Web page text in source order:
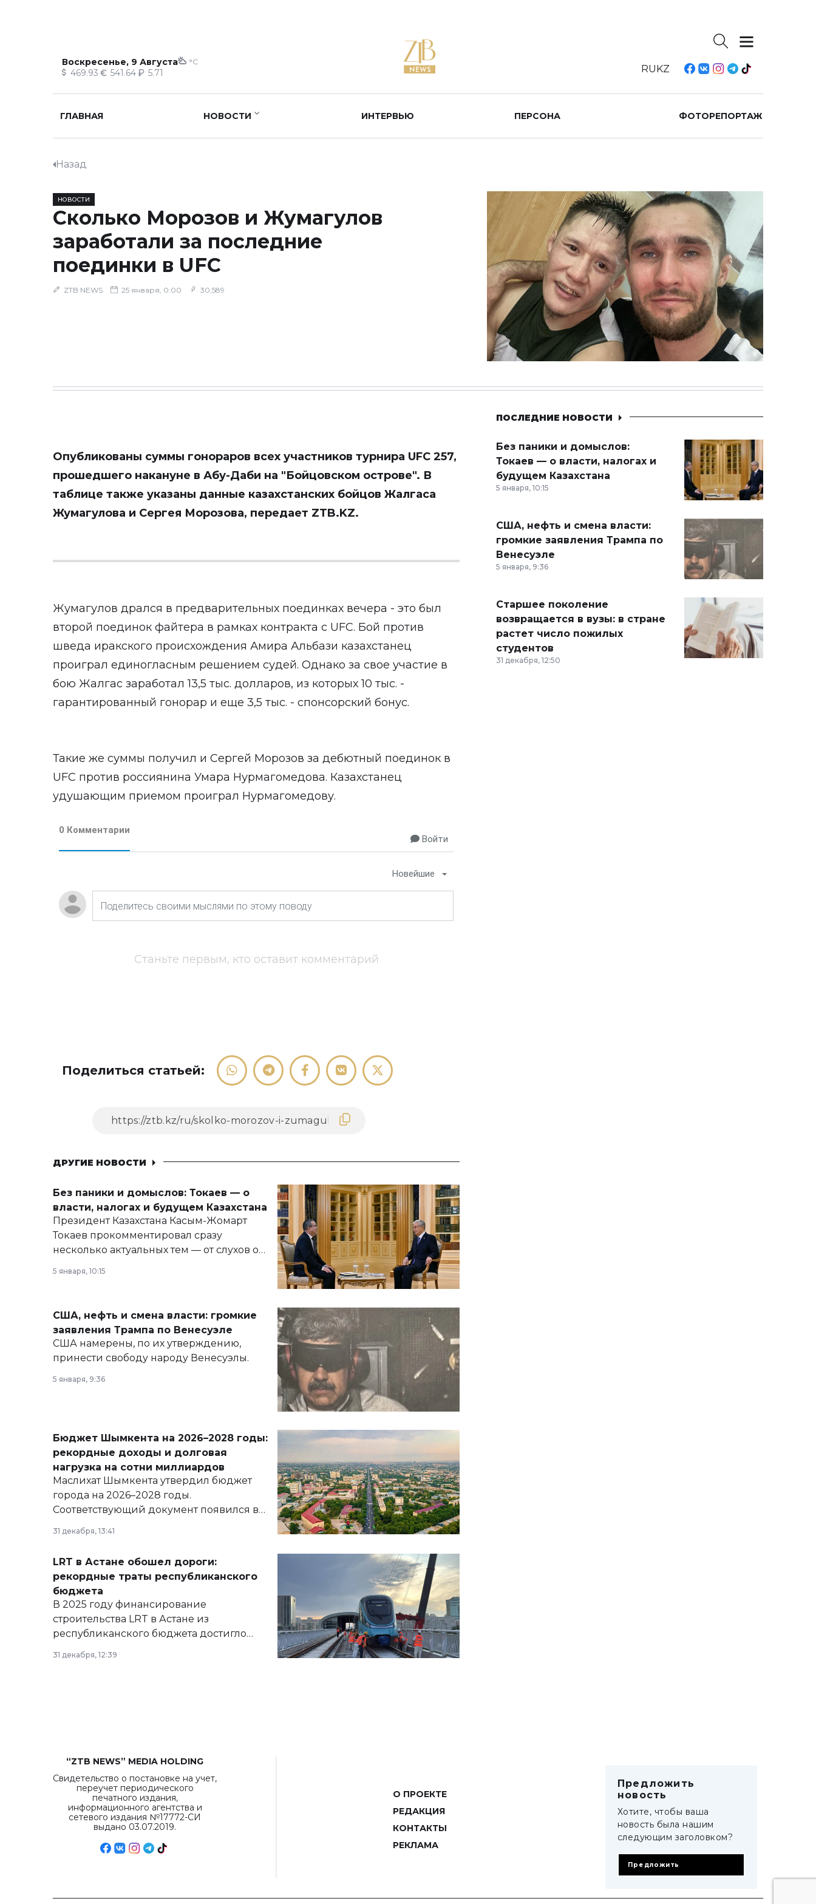
Воскресенье, 9 Августа °C
469.93 541.64 5.71 RUKZ
ГЛАВНАЯ НОВОСТИ ИНТЕРВЬЮ ПЕРСОНА ФОТОРЕПОРТАЖ
Назад
НОВОСТИ
Сколько Морозов и Жумагулов
заработали за последние
поединки в UFC
ZTB NEWS 25 января, 0:00 30,589
Опубликованы суммы гонораров всех участников турнира UFC 257,
прошедшего накануне в Абу-Даби на "Бойцовском острове". В
таблице также указаны данные казахстанских бойцов Жалгаса
Жумагулова и Сергея Морозова, передает ZTB.KZ.
Жумагулов дрался в предварительных поединках вечера - это был
второй поединок файтера в рамках контракта с UFC. Бой против
шведа иракского происхождения Амира Альбази казахстанец
проиграл единогласным решением судей. Однако за свое участие в
бою Жалгас заработал 13,5 тыс. долларов, из которых 10 тыс. -
гарантированный гонорар и еще 3,5 тыс. - спонсорский бонус.
Такие же суммы получил и Сергей Морозов за дебютный поединок в
UFC против россиянина Умара Нурмагомедова. Казахстанец
удушающим приемом проиграл Нурмагомедову.
0 Комментарии
Войти
Новейшие
Станьте первым, кто оставит комментарий
Поделиться статьей:
ДРУГИЕ НОВОСТИ
Без паники и домыслов: Токаев — о
власти, налогах и будущем Казахстана
Президент Казахстана Касым-Жомарт
Токаев прокомментировал сразу
несколько актуальных тем — от слухов о
армии, экономики и личного здоровья.
5 января, 10:15
США, нефть и смена власти: громкие
заявления Трампа по Венесуэле
США намерены, по их утверждению,
принести свободу народу Венесуэлы.
5 января, 9:36
Бюджет Шымкента на 2026–2028 годы:
рекордные доходы и долговая
нагрузка на сотни миллиардов
Маслихат Шымкента утвердил бюджет
города на 2026–2028 годы.
Соответствующий документ появился в
базе нормативных правовых актов и на
сайте маслихат города.
31 декабря, 13:41
LRT в Астане обошел дороги:
рекордные траты республиканского
бюджета
В 2025 году финансирование
строительства LRT в Астане из
республиканского бюджета достигло
рекордных объемов.
31 декабря, 12:39
ПОСЛЕДНИЕ НОВОСТИ
Без паники и домыслов:
Токаев — о власти, налогах и
будущем Казахстана
5 января, 10:15
США, нефть и смена власти:
громкие заявления Трампа по
Венесуэле
5 января, 9:36
Старшее поколение
возвращается в вузы: в стране
растет число пожилых
студентов
31 декабря, 12:50
“ZTB NEWS” MEDIA HOLDING
Свидетельство о постановке на учет,
переучет периодического
печатного издания,
информационного агентства и
сетевого издания №17772-СИ
выдано 03.07.2019.
О ПРОЕКТЕ
РЕДАКЦИЯ
КОНТАКТЫ
РЕКЛАМА
Предложить
новость
Хотите, чтобы ваша
новость была нашим
следующим заголовком?
Предложить